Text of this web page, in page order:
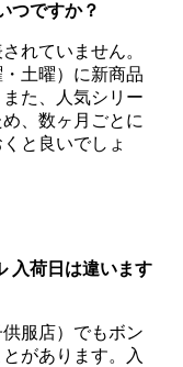
つですか？
れていません。
土曜）に新商品
た、人気シリー
、数ヶ月ごとに
と良いでしょ
入荷日は違います
服店）でもボン
があります。入